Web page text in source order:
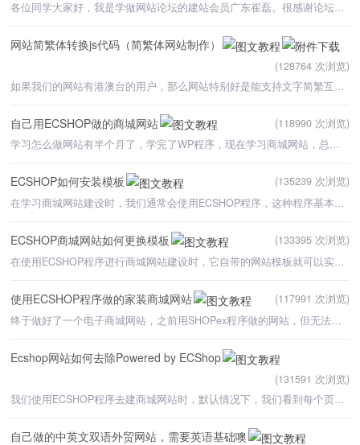
各位同学大家好，我是学做网站论坛的建站会员广东崔磊。很感谢论坛老师在我学习网站制作课程期间，对我的辅
网站简繁体转换js代码（简繁体网站制作）
(128764 次浏览)
如果我们的网站有港澳台的用户，那么网站特别好是能支持文字简繁互转，这样做能方便不同用户更好的阅读网站
自己用ECSHOP做的商城网站
(118990 次浏览)
学习怎么做网站有半个月了，学完了WP程序，现在学习商城网站，总的来说，自己比较偏爱于商城网站。当时参加
ECSHOP如何安装模板
(135239 次浏览)
在学习商城网站建设时，我们通常会使用ECSHOP程序，这种程序基本上可以满足我们建立商城网站的各功能的需求
ECSHOP商城网站如何更换模板
(133395 次浏览)
在使用ECSHOP程序进行商城网站建设时，它自带的网站模板就可以实现一个商城网站的界面和功能，如果想将商城
使用ECSHOP程序做的家装商城网站
(117991 次浏览)
终于做好了一个电子商城网站，之前用SHOPex程序做的网站，但无法实现多店一起开的形式。终于自己摸索了一下
Ecshop网站如何去除Powered by ECShop
(131591 次浏览)
我们使用ECSHOP程序去建商城网站时，默认情况下，我们看到每个页面底部和标题的后面都包括有“Powered by EC
自己做的中英文双语外贸网站，需要英语基础噢